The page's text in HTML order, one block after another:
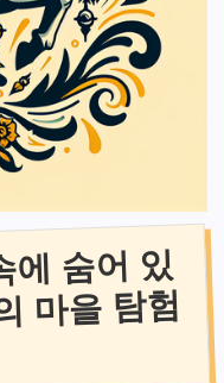
에 숨어 있
마을 탐험